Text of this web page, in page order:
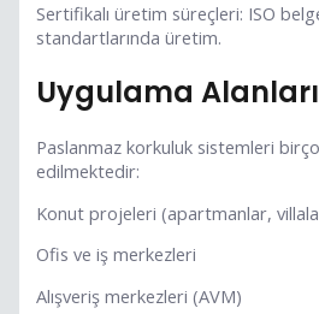
Sertifikalı üretim süreçleri: ISO
standartlarında üretim.
Uygulama Alanları
Paslanmaz korkuluk sistemleri
edilmektedir:
Konut projeleri (apartmanlar,
Ofis ve iş merkezleri
Alışveriş merkezleri (AVM)